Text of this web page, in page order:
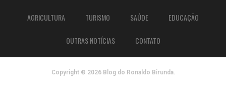
AGRICULTURA TURISMO SAÚDE EDUCAÇÃO
OUTRAS NOTÍCIAS CONTATO
Copyright © 2026 Blog do Ronaldo Birunda.